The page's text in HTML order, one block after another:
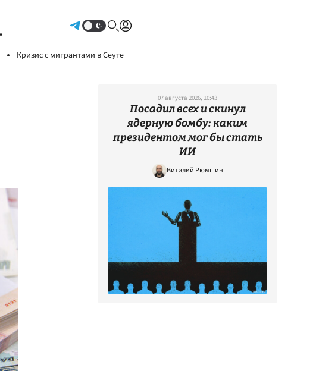
Кризис с мигрантами в Сеуте
07 августа 2026, 10:43
Посадил всех и скинул
ядерную бомбу: каким
президентом мог бы стать
ИИ
Виталий Рюмшин